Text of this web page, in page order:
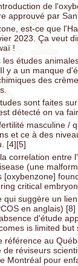
de
approuvé par
est-ce que
2023. Ça veut
!
études
y a un manque
des
sont faites
détecté on va
masculine /
et ce à des
[4][5]
correlation entre
(une
critical
suggère un
en anglais)
d'étude
is limited
au
réviseurs
Montréal pour